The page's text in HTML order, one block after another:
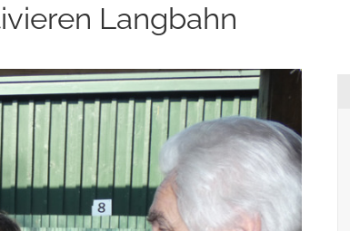
Langbahn